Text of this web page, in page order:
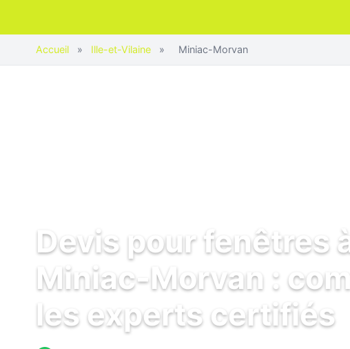
Accueil » Ille-et-Vilaine » Miniac-Morvan
Devis pour fenêtres
Miniac-Morvan :
les experts certifiés